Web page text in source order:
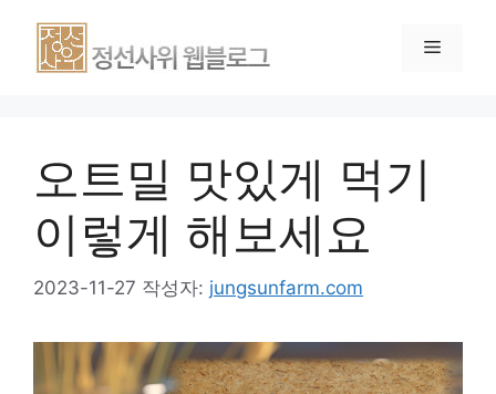
오트밀 맛있게 먹기
이렇게 해보세요
2023-11-27 작성자: jungsunfarm.com